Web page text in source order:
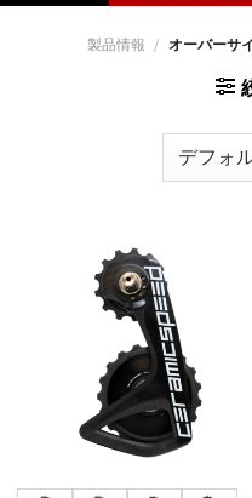
製品情報 / オーバーサ